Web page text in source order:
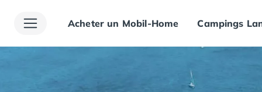
Toutes nos destinations
Camping Haut-Rhin
Acheter un Mobil-Home Campings